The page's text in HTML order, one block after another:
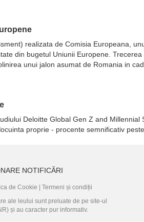
realizata de Comisia Europeana,
din bugetul Uniunii Europene.
unui jalon asumat de Romania in
Deloitte Global Gen Z and
proprie - procente semnificativ
NOTIFICĂRI
de Cookie
Termeni și condiții
ale leului sunt preluate de pe site-ul
și au caracter pur informativ.